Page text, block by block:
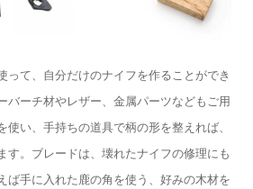
って、自分だけのナイフを作ることができ
バーチ材やレザー、金属パーツなどもご用
い、手持ちの道具で柄の形を整えれば、
す。ブレードは、壊れたナイフの修理にも
ば手に入れた鹿の角を使う、好みの木材を